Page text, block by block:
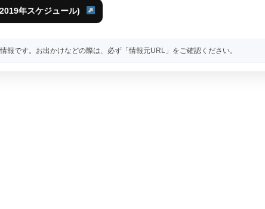
年スケジュール)
です。お出かけなどの際は、必ず「情報元URL」をご確認ください。